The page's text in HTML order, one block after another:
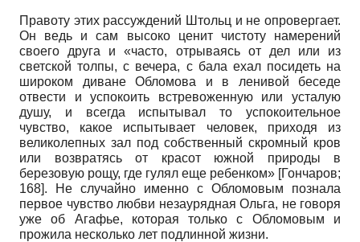
Правоту этих рассуждений Штольц и не опровергает.
Он ведь и сам высоко ценит чистоту намерений
своего друга и «часто, отрываясь от дел или из
светской толпы, с вечера, с бала ехал посидеть на
широком диване Обломова и в ленивой беседе
отвести и успокоить встревоженную или усталую
душу, и всегда испытывал то успокоительное
чувство, какое испытывает человек, приходя из
великолепных зал под собственный скромный кров
или возвратясь от красот южной природы в
березовую рощу, где гулял еще ребенком» [Гончаров;
168]. Не случайно именно с Обломовым познала
первое чувство любви незаурядная Ольга, не говоря
уже об Агафье, которая только с Обломовым и
прожила несколько лет подлинной жизни.